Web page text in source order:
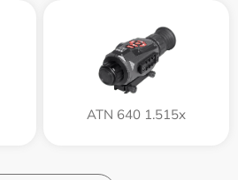
ATN 640 1.515x